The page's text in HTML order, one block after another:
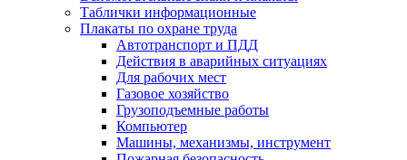
Таблички информационные
Плакаты по охране труда
Автотранспорт и ПДД
Действия в аварийных ситуациях
Для рабочих мест
Газовое хозяйство
Грузоподъемные работы
Компьютер
Машины, механизмы, инструмент